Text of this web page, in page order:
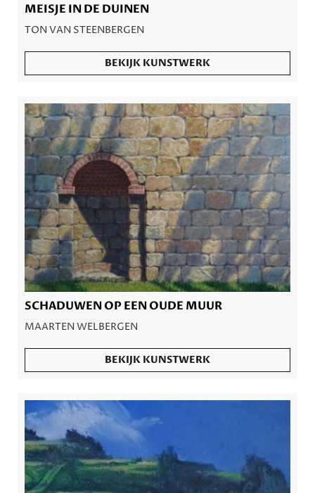
MEISJE IN DE DUINEN
TON VAN STEENBERGEN
BEKIJK KUNSTWERK
SCHADUWEN OP EEN OUDE MUUR
MAARTEN WELBERGEN
BEKIJK KUNSTWERK